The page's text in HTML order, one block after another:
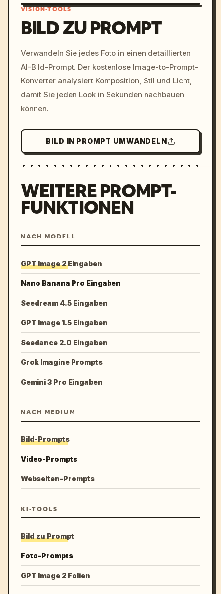
c, cyberpunk sunset, neon
colors, 8k --v 6.0
VISION-TOOLS
BILD ZU PROMPT
Verwandeln Sie jedes Foto in einen detaillierten
AI-Bild-Prompt. Der kostenlose Image-to-Prompt-
Konverter analysiert Komposition, Stil und Licht,
damit Sie jeden Look in Sekunden nachbauen
können.
BILD IN PROMPT UMWANDELN
WEITERE PROMPT-
FUNKTIONEN
NACH MODELL
GPT Image 2 Eingaben
Nano Banana Pro Eingaben
Seedream 4.5 Eingaben
GPT Image 1.5 Eingaben
Seedance 2.0 Eingaben
Grok Imagine Prompts
Gemini 3 Pro Eingaben
NACH MEDIUM
Bild-Prompts
Video-Prompts
Webseiten-Prompts
KI-TOOLS
Bild zu Prompt
Foto-Prompts
GPT Image 2 Folien